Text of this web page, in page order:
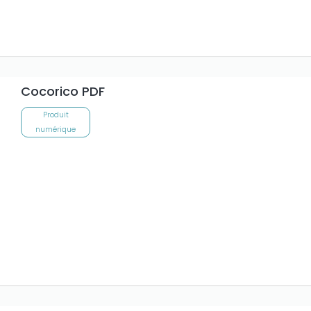
Cocorico PDF
Produit
numérique